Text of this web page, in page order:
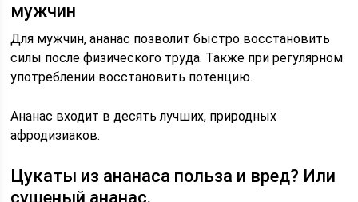
мужчин
Для мужчин, ананас позволит быстро восстановить
силы после физического труда. Также при регулярном
употреблении восстановить потенцию.
Ананас входит в десять лучших, природных
афродизиаков.
Цукаты из ананаса польза и вред? Или
сушеный ананас.